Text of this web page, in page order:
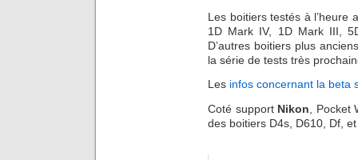
Les boitiers testés à l’heure
1D Mark IV, 1D Mark III,
D’autres boitiers plus
la série de tests très
Les infos concernant la beta
Coté support Nikon ,
des boitiers D4s, D610, Df,